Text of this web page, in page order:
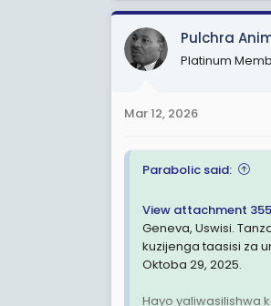
a
c
t
i
s
Pulchra
Platinum
Mar 12, 2026
Parabolic said:
View attachment
Geneva, Uswisi.
kuzijenga taasisi za
Oktoba 29, 2025.
Hayo yaliwasilishwa